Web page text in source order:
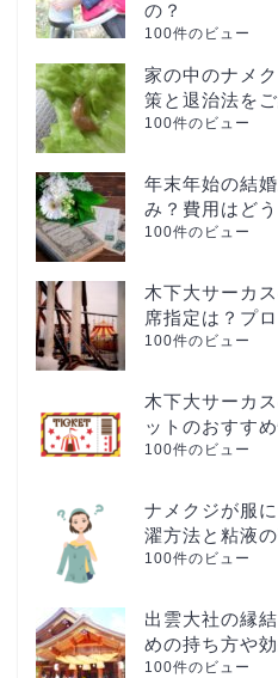
の？
100件のビュー
家の中のナメ
策と退治法を
100件のビュー
年末年始の結
み？費用はど
100件のビュー
木下大サーカ
席指定は？プ
100件のビュー
木下大サーカ
ットのおすす
100件のビュー
ナメクジが服
濯方法と粘液
100件のビュー
出雲大社の縁
めの持ち方や
100件のビュー